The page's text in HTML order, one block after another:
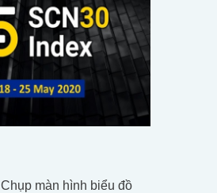
màn hình biểu đồ